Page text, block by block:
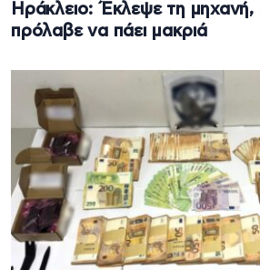
Ηράκλειο: Έκλεψε τη
πρόλαβε να πάει μακριά